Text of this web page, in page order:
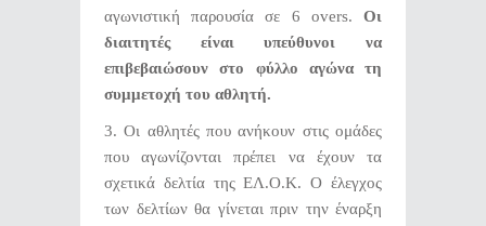
αγωνιστική παρουσία σε 6 overs. Οι
διαιτητές είναι υπεύθυνοι να
επιβεβαιώσουν στο φύλλο αγώνα τη
συμμετοχή του αθλητή.
3. Οι αθλητές που ανήκουν στις ομάδες
που αγωνίζονται πρέπει να έχουν τα
σχετικά δελτία της ΕΛ.Ο.Κ. Ο έλεγχος
των δελτίων θα γίνεται πριν την έναρξη